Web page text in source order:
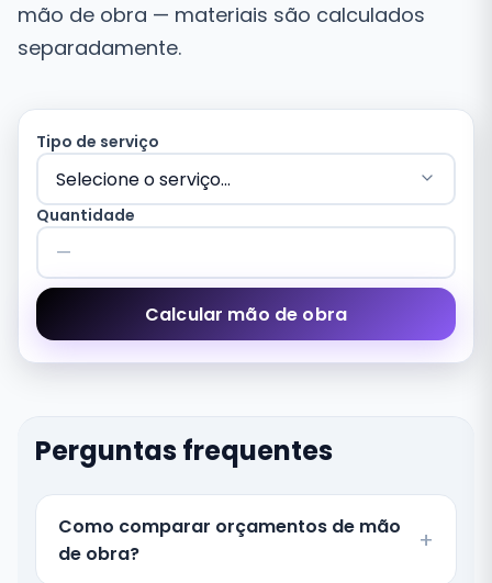
mão de obra — materiais são calculados
separadamente.
Tipo de serviço
Quantidade
Calcular mão de obra
Perguntas frequentes
Como comparar orçamentos de mão
de obra?